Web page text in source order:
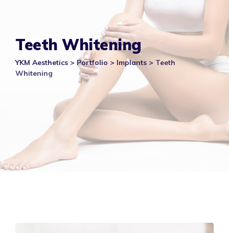
Teeth Whitening
YKM Aesthetics > Portfolio > Implants > Teeth
Whitening